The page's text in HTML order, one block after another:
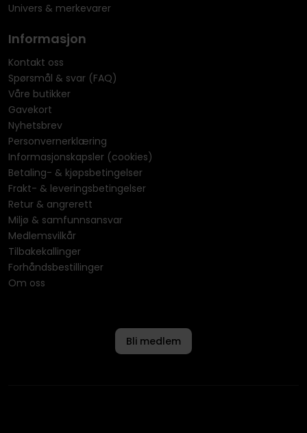
Univers & merkevarer
Informasjon
Kontakt oss
Spørsmål & svar (FAQ)
Våre butikker
Gavekort
Nyhetsbrev
Personvernerklæring
Informasjonskapsler (cookies)
Betaling- & kjøpsbetingelser
Frakt- & leveringsbetingelser
Retur & angrerett
Miljø & samfunnsansvar
Medlemsvilkår
Tilbakekallinger
Forhåndsbestillinger
Om oss
Bli medlem